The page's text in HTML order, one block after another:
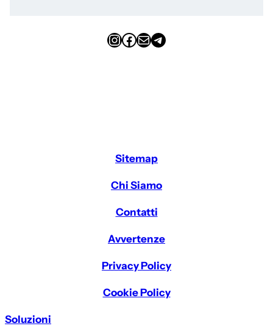
InstagramFacebook Email Telegram
Sitemap
Chi Siamo
Contatti
Avvertenze
Privacy Policy
Cookie Policy
Soluzioni